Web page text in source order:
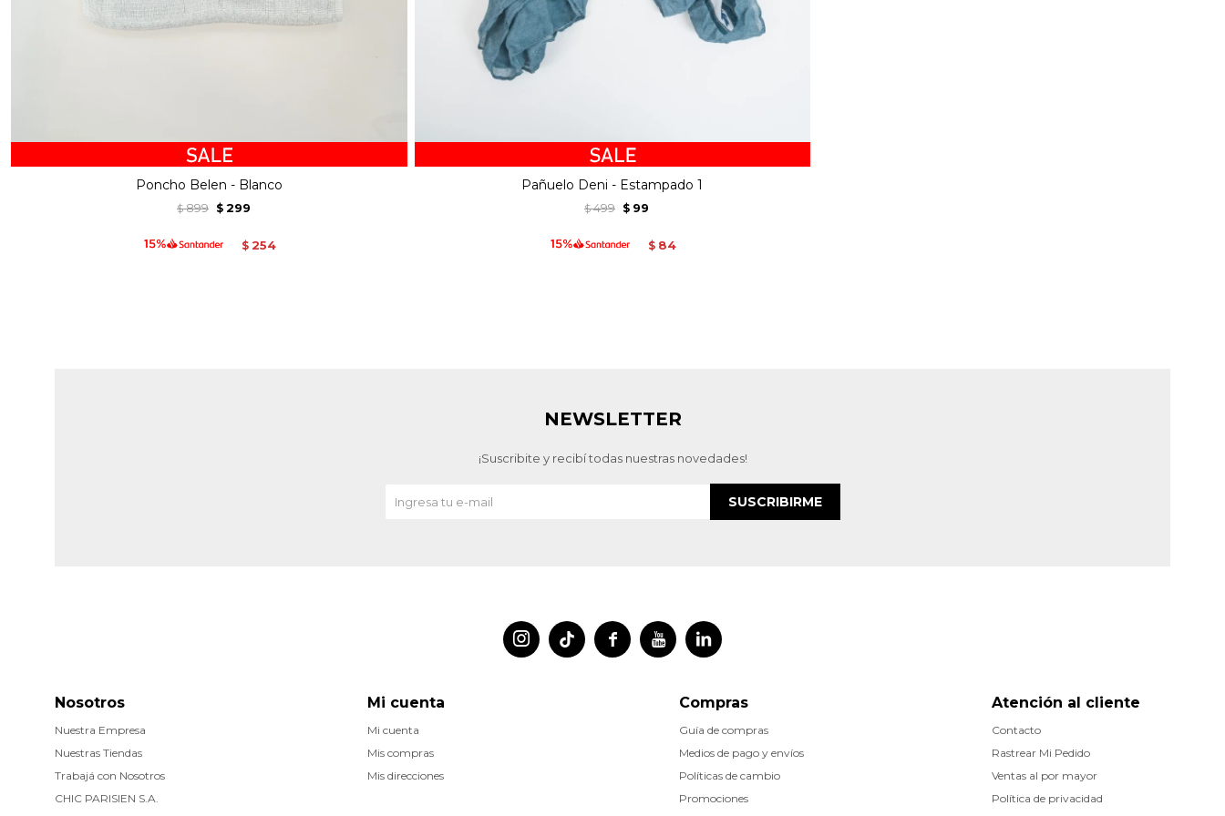
Poncho Belen - Blanco
$ 899 $ 299
$ 254
Pañuelo Deni - Estampado 1
$ 499 $ 99
$ 84
 
 
Atención al cliente
Contacto
Rastrear Mi Pedido
Ventas al por mayor
Política de privacidad
Nosotros
Nuestra Empresa
Nuestras Tiendas
Trabajá con Nosotros
CHIC PARISIEN S.A.
Compras
Guía de compras
Medios de pago y envíos
Políticas de cambio
Promociones
Mi cuenta
Mi cuenta
Mis compras
Mis direcciones
NEWSLETTER
¡Suscribite y recibí todas nuestras novedades!
SUSCRIBIRME